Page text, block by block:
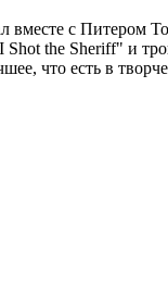
вместе с Питером
the Sheriff" и
что есть в